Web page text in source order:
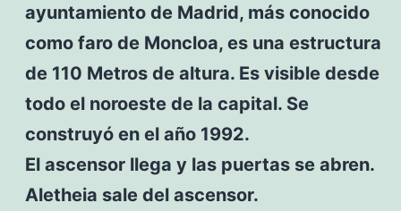
ayuntamiento de Madrid, más conocido
como faro de Moncloa, es una estructura
de 110 Metros de altura. Es visible desde
todo el noroeste de la capital. Se
construyó en el año 1992.
El ascensor llega y las puertas se abren.
Aletheia sale del ascensor.